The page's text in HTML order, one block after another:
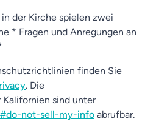
01:51
der Kirche spielen zwei
* Fragen und Anregungen an
finden Sie
. Die
sind unter
not-sell-my-info abrufbar.